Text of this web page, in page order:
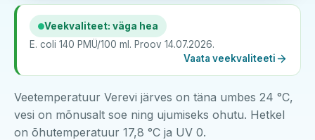
Veekvaliteet: väga hea
E. coli 140 PMÜ/100 ml. Proov 14.07.2026.
Vaata veekvaliteeti
Veetemperatuur Verevi järves on täna umbes 24 °C,
vesi on mõnusalt soe ning ujumiseks ohutu. Hetkel
on õhutemperatuur 17,8 °C ja UV 0.